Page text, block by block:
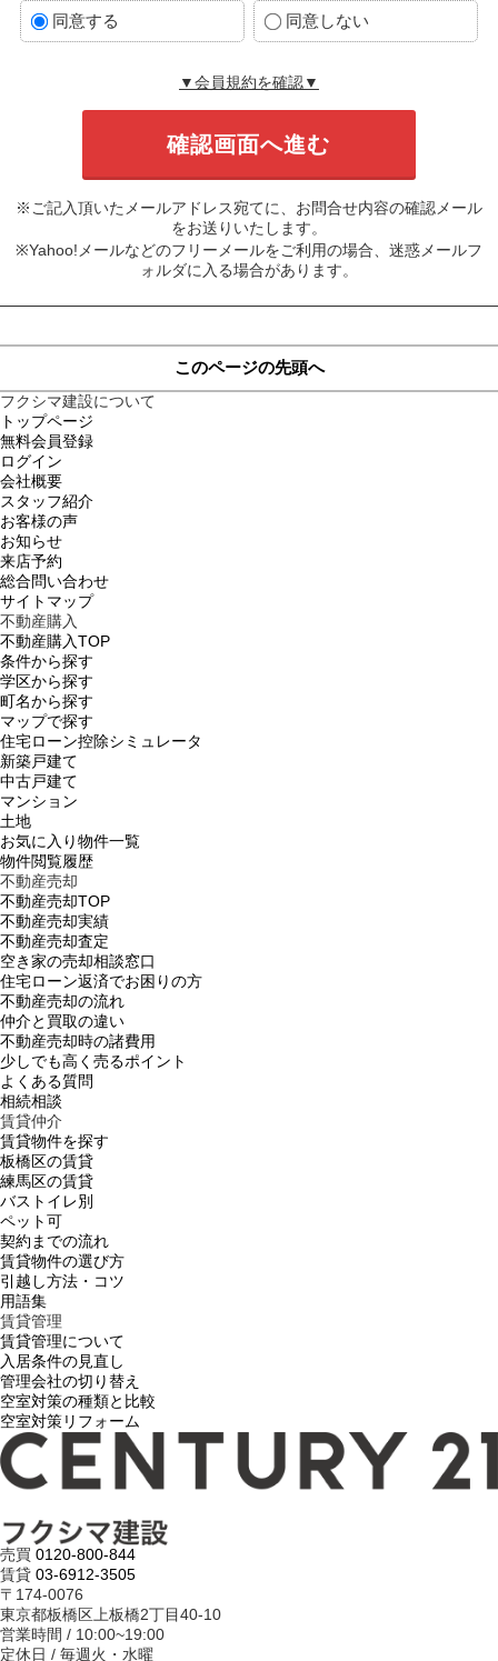
同意する 同意しない
▼会員規約を確認▼
※ご記入頂いたメールアドレス宛てに、お問合せ内容の確認メール
をお送りいたします。
※Yahoo!メールなどのフリーメールをご利用の場合、迷惑メールフ
ォルダに入る場合があります。
このページの先頭へ
フクシマ建設について
トップページ
無料会員登録
ログイン
会社概要
スタッフ紹介
お客様の声
お知らせ
来店予約
総合問い合わせ
サイトマップ
不動産購入
不動産購入TOP
条件から探す
学区から探す
町名から探す
マップで探す
住宅ローン控除シミュレータ
新築戸建て
中古戸建て
マンション
土地
お気に入り物件一覧
物件閲覧履歴
不動産売却
不動産売却TOP
不動産売却実績
不動産売却査定
空き家の売却相談窓口
住宅ローン返済でお困りの方
不動産売却の流れ
仲介と買取の違い
不動産売却時の諸費用
少しでも高く売るポイント
よくある質問
相続相談
賃貸仲介
賃貸物件を探す
板橋区の賃貸
練馬区の賃貸
バストイレ別
ペット可
契約までの流れ
賃貸物件の選び方
引越し方法・コツ
用語集
賃貸管理
賃貸管理について
入居条件の見直し
管理会社の切り替え
空室対策の種類と比較
空室対策リフォーム
売買 0120-800-844
賃貸 03-6912-3505
〒174-0076
東京都板橋区上板橋2丁目40-10
営業時間 / 10:00~19:00
定休日 / 毎週火・水曜